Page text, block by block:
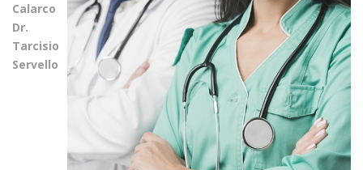
Calarco
Dr.
Tarcisio
Servello